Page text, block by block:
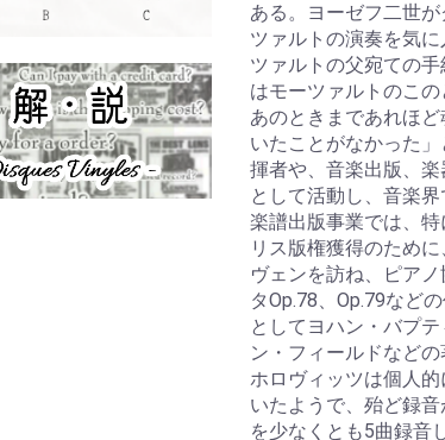
ある。ヨーゼフ二世
ツァルトの演奏を気
ツァルトの父宛ての
はモーツァルトのこの
あのときまであれほ
いたことがなかった
揮者や、音楽出版、
として活動し、音楽界
楽譜出版事業では、
リス版権獲得のため
ヴェンを訪ね、ピア
タOp.78、Op.79など
としてヨハン・バプ
ン・フィールドなどの
ホロヴィッツは個人
いたようで、殆ど録
を少なくとも5曲録音